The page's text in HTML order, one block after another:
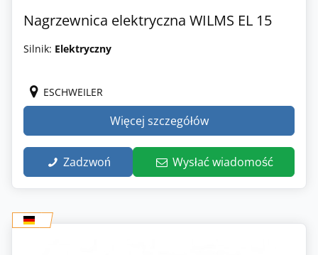
Nagrzewnica elektryczna WILMS EL 15
Silnik: Elektryczny
ESCHWEILER
Więcej szczegółów
Zadzwoń Wysłać wiadomość